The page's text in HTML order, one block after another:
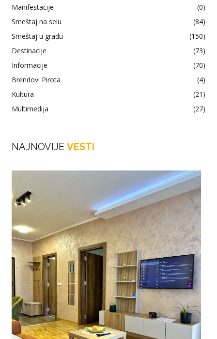
Manifestacije
(0)
Smeštaj na selu
(84)
Smeštaj u gradu
(150)
Destinacije
(73)
Informacije
(70)
Brendovi Pirota
(4)
Kultura
(21)
Multimedija
(27)
NAJNOVIJE VESTI